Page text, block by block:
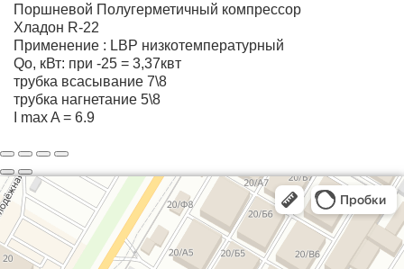
Поршневой Полугерметичный компрессор
Хладон R-22
Применение : LBP низкотемпературный
Qо, кВт: при -25 = 3,37квт
трубка всасывание 7\8
трубка нагнетание 5\8
I max A = 6.9